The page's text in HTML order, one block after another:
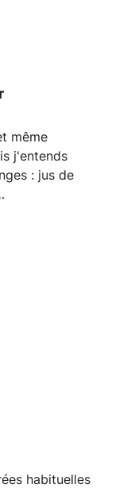
même
j'entends
: jus de
habituelles